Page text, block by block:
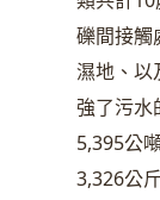
礫間接觸
濕地、以
強了污水
5,395公
3,326公